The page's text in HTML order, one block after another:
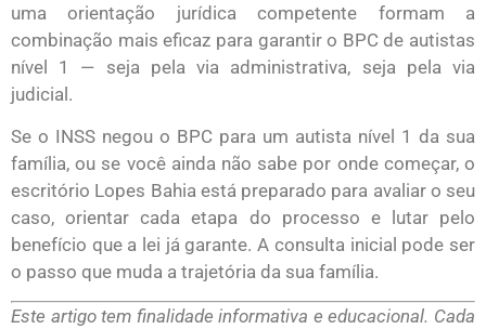
uma orientação jurídica competente formam a
combinação mais eficaz para garantir o BPC de autistas
nível 1 — seja pela via administrativa, seja pela via
judicial.
Se o INSS negou o BPC para um autista nível 1 da sua
família, ou se você ainda não sabe por onde começar, o
escritório Lopes Bahia está preparado para avaliar o seu
caso, orientar cada etapa do processo e lutar pelo
benefício que a lei já garante. A consulta inicial pode ser
o passo que muda a trajetória da sua família.
Este artigo tem finalidade informativa e educacional. Cada